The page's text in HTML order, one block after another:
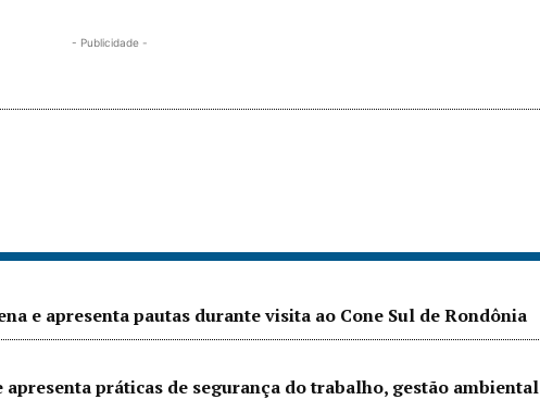
- Publicidade -
e apresenta pautas durante visita ao Cone Sul de Rondônia
práticas de segurança do trabalho, gestão ambiental